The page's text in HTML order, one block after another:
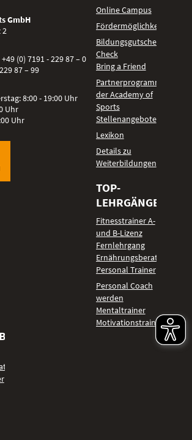
GmbH
+49 (0) 7191 - 229 87 – 0
87 – 99
8:00 - 19:00 Uhr
Uhr
Uhr
Online Campus
Fördermöglichkeiten
Bildungsgutschein
Check
Bring a Friend
Partnerprogramm
der Academy of
Sports
Stellenangebote
Lexikon
Details zu
Weiterbildungen
TOP-
LEHRGÄNGE
Fitnesstrainer A-
und B-Lizenz
Fernlehrgang
Ernährungsberater
Personal Trainer
Personal Coach
werden
Mentaltrainer
Motivationstrainer